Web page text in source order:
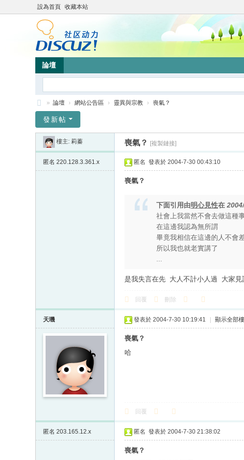
設為首頁 收藏本站
論壇
竹
» 論壇 › 網站公告區 › 靈異與宗教 › 喪氣？
發新帖
樓主: 莉蓁 喪氣？ [複製鏈接]
匿名 220.128.3.361.x 匿名 發表於 2004-7-30 00:43:10
喪氣？
下面引用由明心見性在
社會上我當然不會去做這種
在這邊我認為無所謂
畢竟我相信在這邊的人不會
所以我也就老實講了
是我失言在先 大人不計小人過 大家見
回覆 刪除
天璣 發表於 2004-7-30 10:19:41 顯示全部
喪氣？
哈
回覆
匿名 203.165.12.x 匿名 發表於 2004-7-30 21:38:02
喪氣？